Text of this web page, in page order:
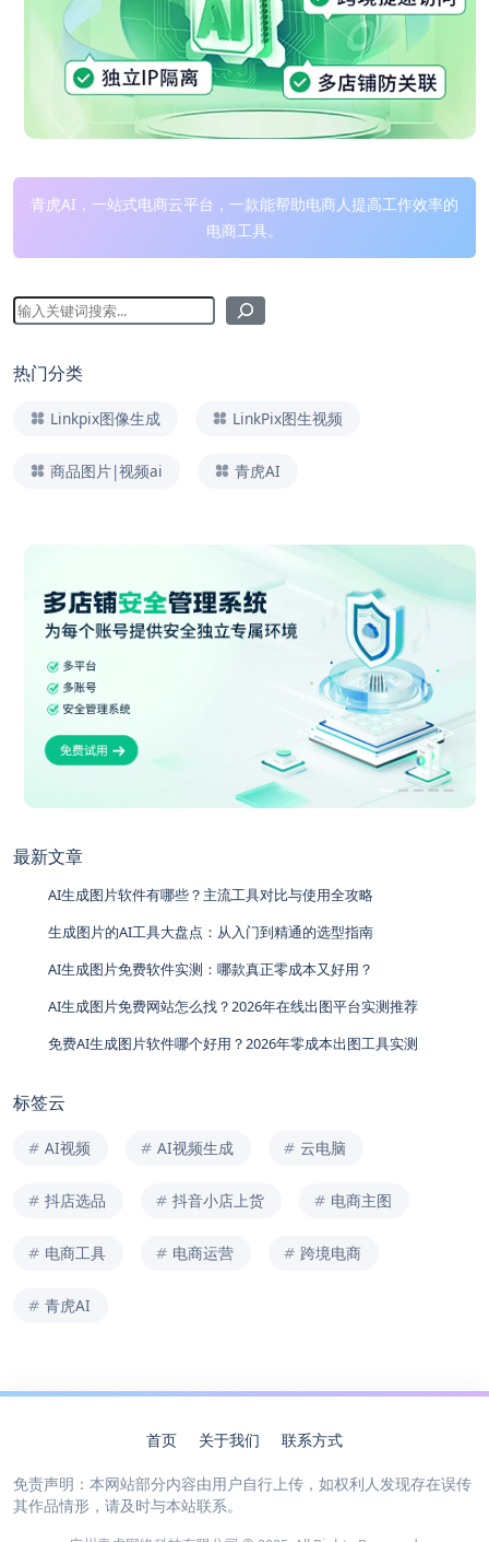
青虎AI，一站式电商云平台，一款能帮助电商人提高工作效率的
电商工具。
热门分类
Linkpix图像生成 LinkPix图生视频
商品图片|视频ai 青虎AI
最新文章
AI生成图片软件有哪些？主流工具对比与使用全攻略
生成图片的AI工具大盘点：从入门到精通的选型指南
AI生成图片免费软件实测：哪款真正零成本又好用？
AI生成图片免费网站怎么找？2026年在线出图平台实测推荐
免费AI生成图片软件哪个好用？2026年零成本出图工具实测
标签云
AI视频 AI视频生成 云电脑
抖店选品 抖音小店上货 电商主图
电商工具 电商运营 跨境电商
青虎AI
首页 关于我们 联系方式
免责声明：本网站部分内容由用户自行上传，如权利人发现存在误传
其作品情形，请及时与本站联系。